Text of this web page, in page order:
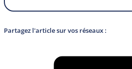
Partagez l'article sur vos réseaux :